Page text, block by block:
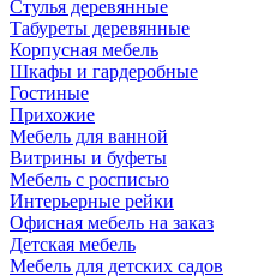
Стулья деревянные
Табуреты деревянные
Корпусная мебель
Шкафы и гардеробные
Гостиные
Прихожие
Мебель для ванной
Витрины и буфеты
Мебель с росписью
Интерьерные рейки
Офисная мебель на заказ
Детская мебель
Мебель для детских садов